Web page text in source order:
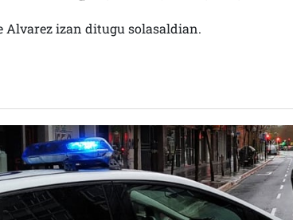
Alvarez izan ditugu solasaldian.